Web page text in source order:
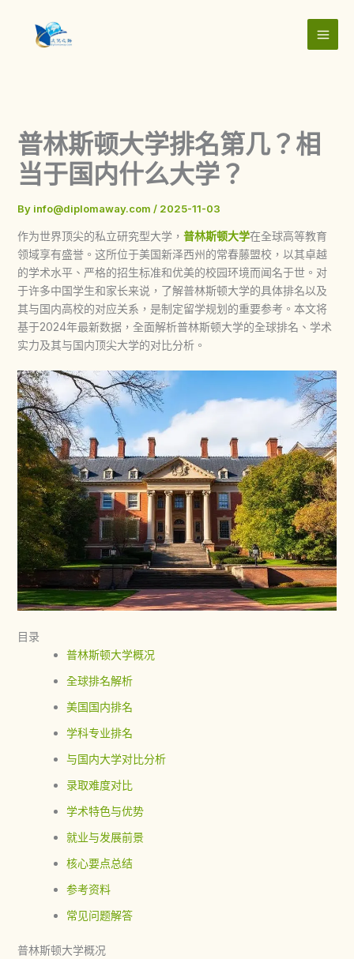
content
普林斯顿大学排名第几？相
当于国内什么大学？
By info@diplomaway.com / 2025-11-03
作为世界顶尖的私立研究型大学， 普林斯顿大学在全球高等教育
领域享有盛誉。这所位于美国新泽西州的常春藤盟校，以其卓越
的学术水平、严格的招生标准和优美的校园环境而闻名于世。对
于许多中国学生和家长来说，了解普林斯顿大学的具体排名以及
其与国内高校的对应关系，是制定留学规划的重要参考。本文将
基于2024年最新数据，全面解析普林斯顿大学的全球排名、学术
实力及其与国内顶尖大学的对比分析。
目录
普林斯顿大学概况
全球排名解析
美国国内排名
学科专业排名
与国内大学对比分析
录取难度对比
学术特色与优势
就业与发展前景
核心要点总结
参考资料
常见问题解答
普林斯顿大学概况